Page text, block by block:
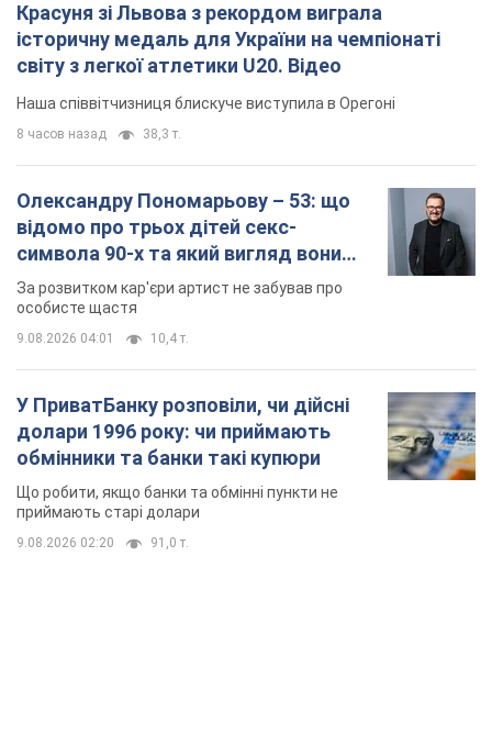
Красуня зі Львова з рекордом виграла
історичну медаль для України на чемпіонаті
світу з легкої атлетики U20. Відео
Наша співвітчизниця блискуче виступила в Орегоні
8 часов назад 38,3 т.
Олександру Пономарьову – 53: що
відомо про трьох дітей секс-
символа 90-х та який вигляд вони
мають
За розвитком кар'єри артист не забував про
особисте щастя
9.08.2026 04:01 10,4 т.
У ПриватБанку розповіли, чи дійсні
долари 1996 року: чи приймають
обмінники та банки такі купюри
Що робити, якщо банки та обмінні пункти не
приймають старі долари
9.08.2026 02:20 91,0 т.